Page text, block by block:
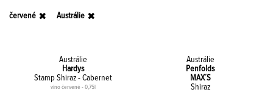
červené Austrálie
Austrálie
Hardys
Stamp Shiraz - Cabernet
víno červené - 0,75l
Austrálie
Penfolds
MAX´S
Shiraz